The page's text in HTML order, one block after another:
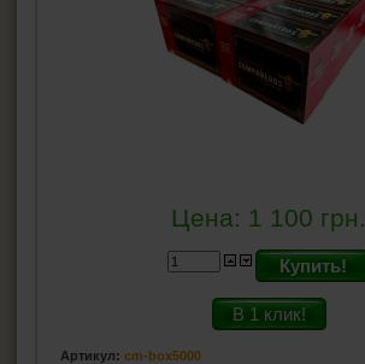
Цена: 1 100 грн.
Купить!
В 1 клик!
Артикул: cm-box5000